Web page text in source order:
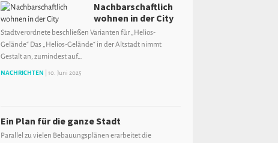
Nachbarschaftlich
wohnen in der City
Stadtverordnete beschließen Varianten für „Helios-
Gelände“ Das „Helios-Gelände“ in der Altstadt nimmt
Gestalt an, zumindest auf…
NACHRICHTEN 10. Juni 2025
Ein Plan für die ganze Stadt
Parallel zu vielen Bebauungsplänen erarbeitet die